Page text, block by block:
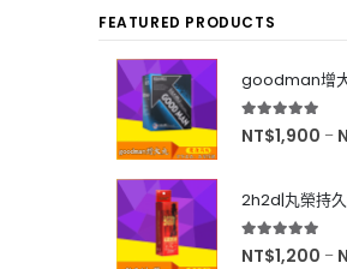
FEATURED PRODUCTS
5.00 out of 5
NT$1,900 –
5.00 out of 5
NT$1,200 –